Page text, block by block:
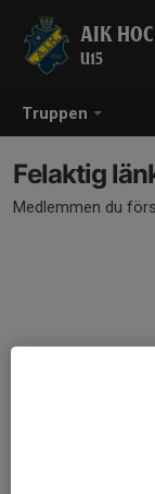
Truppen
AIK
U15
Felaktig
Medlemmen du